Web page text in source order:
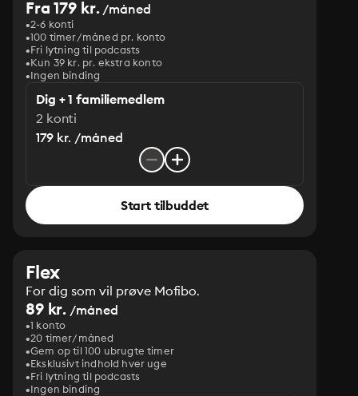
Fra 179 kr./måned
2-6 konti
100 timer/måned pr. konto
Fri lytning til podcasts
Kun 39 kr. pr. ekstra konto
Ingen binding
Dig + 1 familiemedlem
2 konti
179 kr. /måned
Start tilbuddet
Flex
For dig som vil prøve Mofibo.
89 kr. /måned
1 konto
20 timer/måned
Gem op til 100 ubrugte timer
Eksklusivt indhold hver uge
Fri lytning til podcasts
Ingen binding